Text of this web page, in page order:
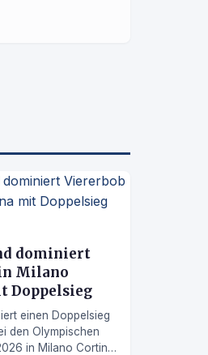
dominiert
Milano
Doppelsieg
einen Doppelsieg
den Olympischen
in Milano Cortina.